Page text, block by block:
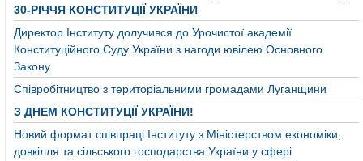
30-РІЧЧЯ КОНСТИТУЦІЇ УКРАЇНИ
Директор Інституту долучився до Урочистої академії
Конституційного Суду України з нагоди ювілею Основного
Закону
Співробітництво з територіальними громадами Луганщини
З ДНЕМ КОНСТИТУЦІЇ УКРАЇНИ!
Новий формат співпраці Інституту з Міністерством економіки,
довкілля та сільського господарства України у сфері